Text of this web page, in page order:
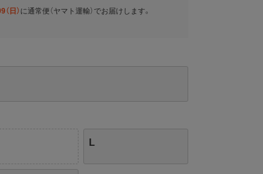
日） に通常便（ヤマト運輸） でお届けします。
L